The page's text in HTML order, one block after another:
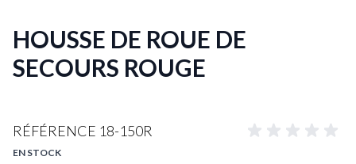
HOUSSE DE ROUE DE
SECOURS ROUGE
RÉFÉRENCE 18-150R
EN STOCK